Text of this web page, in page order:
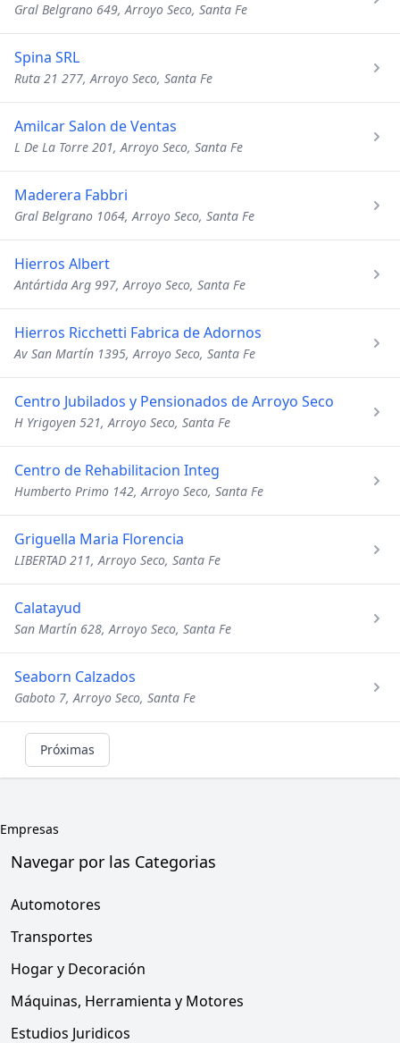
Gral Belgrano 649, Arroyo Seco, Santa Fe
Spina SRL
Ruta 21 277, Arroyo Seco, Santa Fe
Amilcar Salon de Ventas
L De La Torre 201, Arroyo Seco, Santa Fe
Maderera Fabbri
Gral Belgrano 1064, Arroyo Seco, Santa Fe
Hierros Albert
Antártida Arg 997, Arroyo Seco, Santa Fe
Hierros Ricchetti Fabrica de Adornos
Av San Martín 1395, Arroyo Seco, Santa Fe
Centro Jubilados y Pensionados de Arroyo Seco
H Yrigoyen 521, Arroyo Seco, Santa Fe
Centro de Rehabilitacion Integ
Humberto Primo 142, Arroyo Seco, Santa Fe
Griguella Maria Florencia
LIBERTAD 211, Arroyo Seco, Santa Fe
Calatayud
San Martín 628, Arroyo Seco, Santa Fe
Seaborn Calzados
Gaboto 7, Arroyo Seco, Santa Fe
Próximas
Empresas
Navegar por las Categorias
Automotores
Transportes
Hogar y Decoración
Máquinas, Herramienta y Motores
Estudios Juridicos